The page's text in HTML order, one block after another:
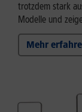
trotzdem stark
Modelle und
Mehr